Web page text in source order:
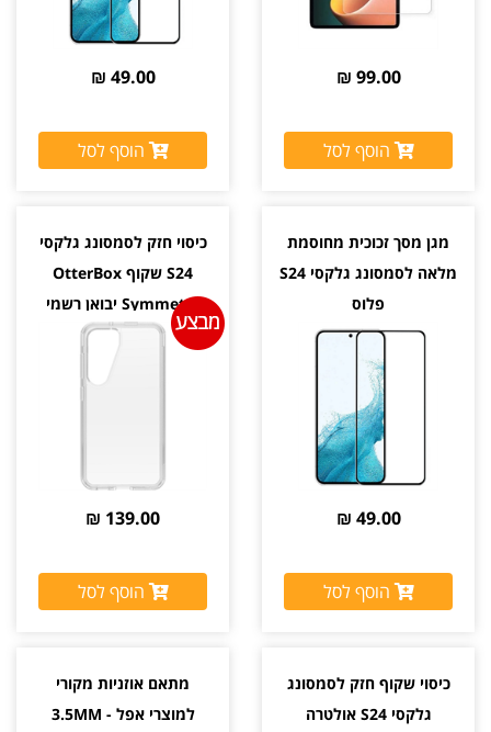
99.00 ₪
הוסף לסל
49.00 ₪
הוסף לסל
מגן מסך זכוכית מחוסמת
מלאה לסמסונג גלקסי S24
פלוס
49.00 ₪
הוסף לסל
כיסוי חזק לסמסונג גלקסי
S24 שקוף OtterBox
Symmetry יבואן רשמי
139.00 ₪
הוסף לסל
כיסוי שקוף חזק לסמסונג
גלקסי S24 אולטרה
מתאם אוזניות מקורי
למוצרי אפל 3.5MM -